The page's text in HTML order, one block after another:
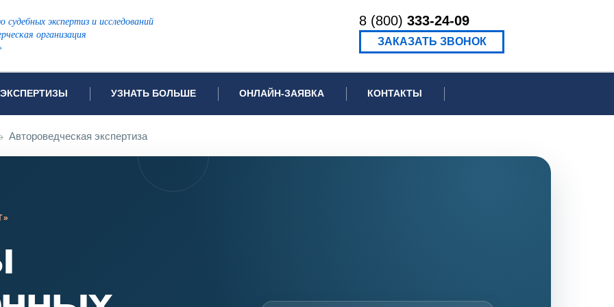
экспертиз и исследований
организация
8 (800) 333-24-09
ЗАКАЗАТЬ ЗВОНОК
ЭКСПЕРТИЗЫ
проводимых экспертиз
Автотехническая экспертиза
экспертиза
экспертиза
УЗНАТЬ БОЛЬШЕ
Примеры выполненных экспертиз
Видео
Частые вопросы
Законодательная база
ОНЛАЙН-ЗАЯВКА
Заявка на проведение экспертизы
КОНТАКТЫ
Автороведческая экспертиза